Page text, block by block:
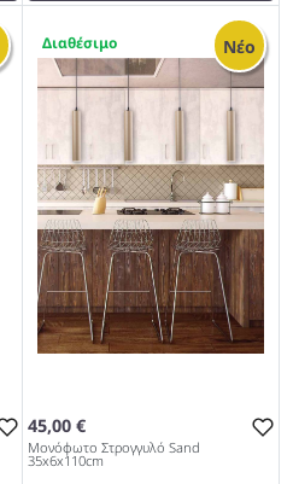
62,00 €
testFalse
Μονόφωτο Στρογγυλό
Μαύρο/Χρυσό 25x6x110cm
Νέο
45,00 €
Μονόφωτο Στρογγυλό Sand
35x6x110cm